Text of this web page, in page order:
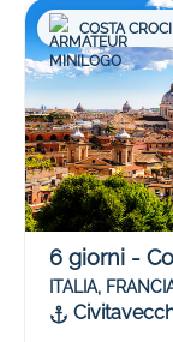
COSTA
6 giorni -
ITALIA,